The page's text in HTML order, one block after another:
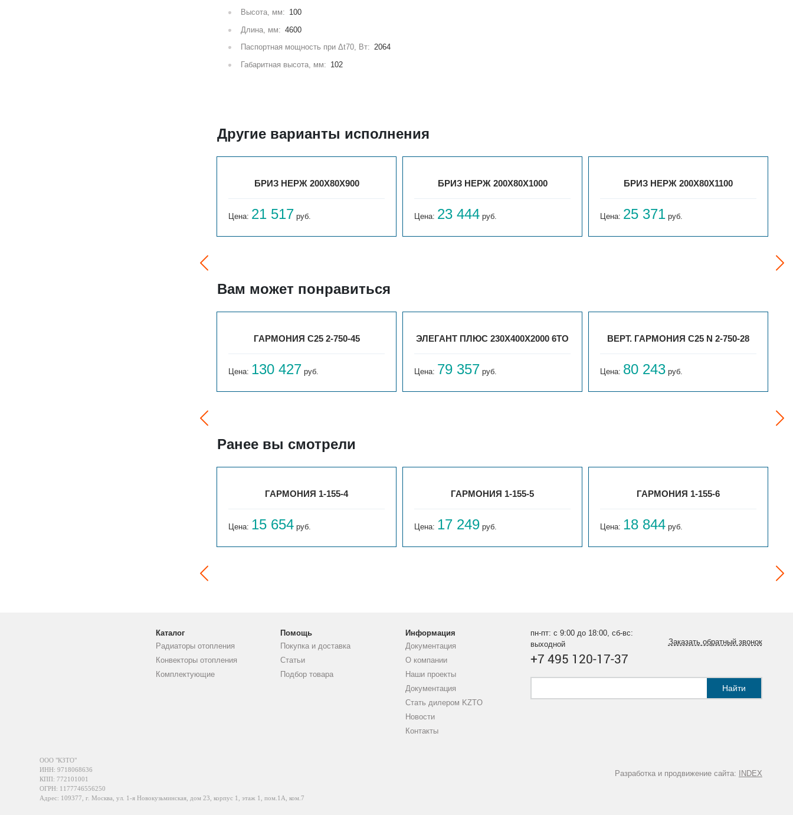
Высота, мм: 100
Длина, мм: 4600
Паспортная мощность при Δt70, Вт: 2064
Габаритная высота, мм: 102
Другие варианты исполнения
БРИЗ НЕРЖ 200Х80Х900
Цена: 21 517 руб.
БРИЗ НЕРЖ 200Х80Х1000
Цена: 23 444 руб.
БРИЗ НЕРЖ 200Х80Х1100
Цена: 25 371 руб.
Вам может понравиться
ГАРМОНИЯ С25 2-750-45
Цена: 130 427 руб.
ЭЛЕГАНТ ПЛЮС 230X400X2000 6ТО
Цена: 79 357 руб.
ВЕРТ. ГАРМОНИЯ С25 N 2-750-28
Цена: 80 243 руб.
Ранее вы смотрели
ГАРМОНИЯ 1-155-4
Цена: 15 654 руб.
ГАРМОНИЯ 1-155-5
Цена: 17 249 руб.
ГАРМОНИЯ 1-155-6
Цена: 18 844 руб.
Каталог
Радиаторы отопления
Конвекторы отопления
Комплектующие
Помощь
Покупка и доставка
Статьи
Подбор товара
Информация
Документация
О компании
Наши проекты
Документация
Стать дилером KZTO
Новости
Контакты
пн-пт: с 9:00 до 18:00, сб-вс:
выходной
+7 495 120-17-37
Заказать обратный звонок
Найти
Разработка и продвижение сайта: INDEX
ООО "КЗТО"
ИНН: 9718068636
КПП: 772101001
ОГРН: 1177746556250
Адрес: 109377, г. Москва, ул. 1-я Новокузьминская, дом 23, корпус 1, этаж 1, пом.1А, ком.7